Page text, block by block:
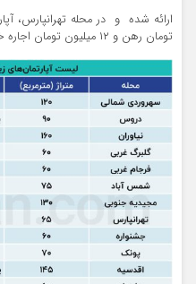
تومان رهن و ۱۲ میلیون تومان اجاره خانه عرضه شده است.